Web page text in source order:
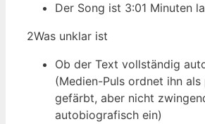
Der Song ist 3:01 Minuten
2Was unklar ist
Ob der Text vollständig
(Medien-Puls ordnet ihn als
gefärbt, aber nicht
autobiografisch ein)